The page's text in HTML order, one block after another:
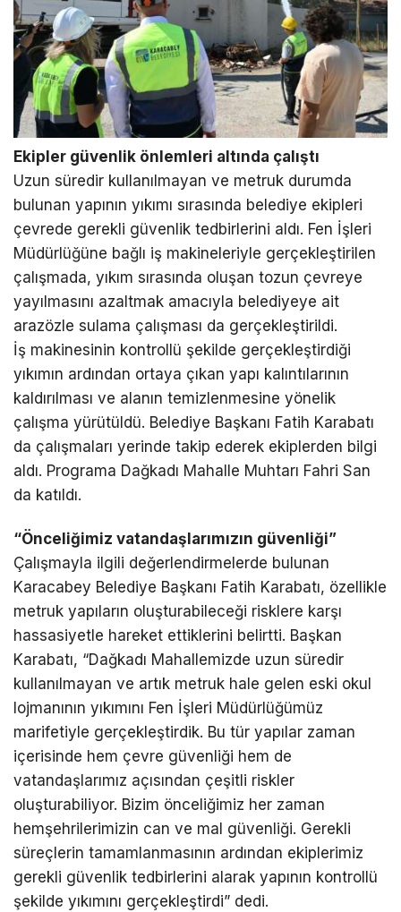
Ekipler güvenlik önlemleri altında çalıştı
Uzun süredir kullanılmayan ve metruk durumda
bulunan yapının yıkımı sırasında belediye ekipleri
çevrede gerekli güvenlik tedbirlerini aldı. Fen İşleri
Müdürlüğüne bağlı iş makineleriyle gerçekleştirilen
çalışmada, yıkım sırasında oluşan tozun çevreye
yayılmasını azaltmak amacıyla belediyeye ait
arazözle sulama çalışması da gerçekleştirildi.
İş makinesinin kontrollü şekilde gerçekleştirdiği
yıkımın ardından ortaya çıkan yapı kalıntılarının
kaldırılması ve alanın temizlenmesine yönelik
çalışma yürütüldü. Belediye Başkanı Fatih Karabatı
da çalışmaları yerinde takip ederek ekiplerden bilgi
aldı. Programa Dağkadı Mahalle Muhtarı Fahri San
da katıldı.
“Önceliğimiz vatandaşlarımızın güvenliği”
Çalışmayla ilgili değerlendirmelerde bulunan
Karacabey Belediye Başkanı Fatih Karabatı, özellikle
metruk yapıların oluşturabileceği risklere karşı
hassasiyetle hareket ettiklerini belirtti. Başkan
Karabatı, “Dağkadı Mahallemizde uzun süredir
kullanılmayan ve artık metruk hale gelen eski okul
lojmanının yıkımını Fen İşleri Müdürlüğümüz
marifetiyle gerçekleştirdik. Bu tür yapılar zaman
içerisinde hem çevre güvenliği hem de
vatandaşlarımız açısından çeşitli riskler
oluşturabiliyor. Bizim önceliğimiz her zaman
hemşehrilerimizin can ve mal güvenliği. Gerekli
süreçlerin tamamlanmasının ardından ekiplerimiz
gerekli güvenlik tedbirlerini alarak yapının kontrollü
şekilde yıkımını gerçekleştirdi” dedi.